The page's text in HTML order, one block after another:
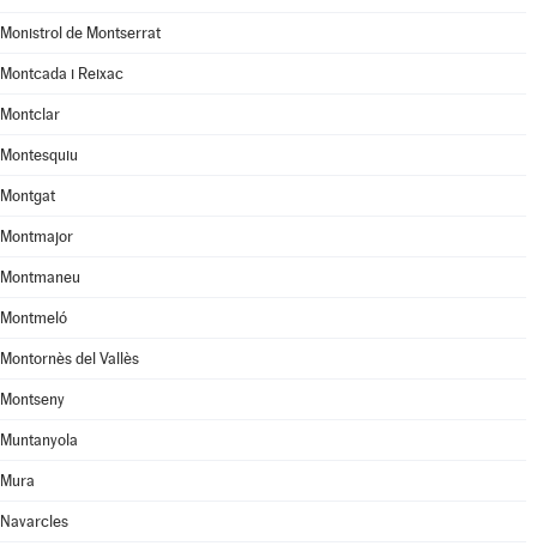
Monistrol de Montserrat
Montcada i Reixac
Montclar
Montesquiu
Montgat
Montmajor
Montmaneu
Montmeló
Montornès del Vallès
Montseny
Muntanyola
Mura
Navarcles